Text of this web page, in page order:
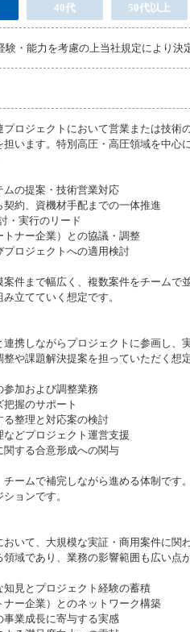
40代 50代以上
・能力を考慮の上当社規定により決
ロジェクトにおいて営業または技術
います。特別高圧・高圧領域を中心
ムの提案・技術営業対応
契約、資機材手配までの一体推進
・実行のリード
トナー企業）との協議・調整
プロジェクトへの適用検討
件まで幅広く、複数案件をチームで
立てていく想定です。
携しながらプロジェクトに参画し、
や課題解決提案を担っていただく想定
参加および調整業務
把握のサポート
る整理と対応案の検討
などプロジェクト運営支援
関する合意形成への関与
ームで補完しながら進める体制です
ョンです。
いて、大規模な実証・商用案件に関
域であり、業務の影響範囲も広い点
知見とプロジェクト経験の蓄積
ナー企業）とのネットワーク構築
事業成長に寄与する実感